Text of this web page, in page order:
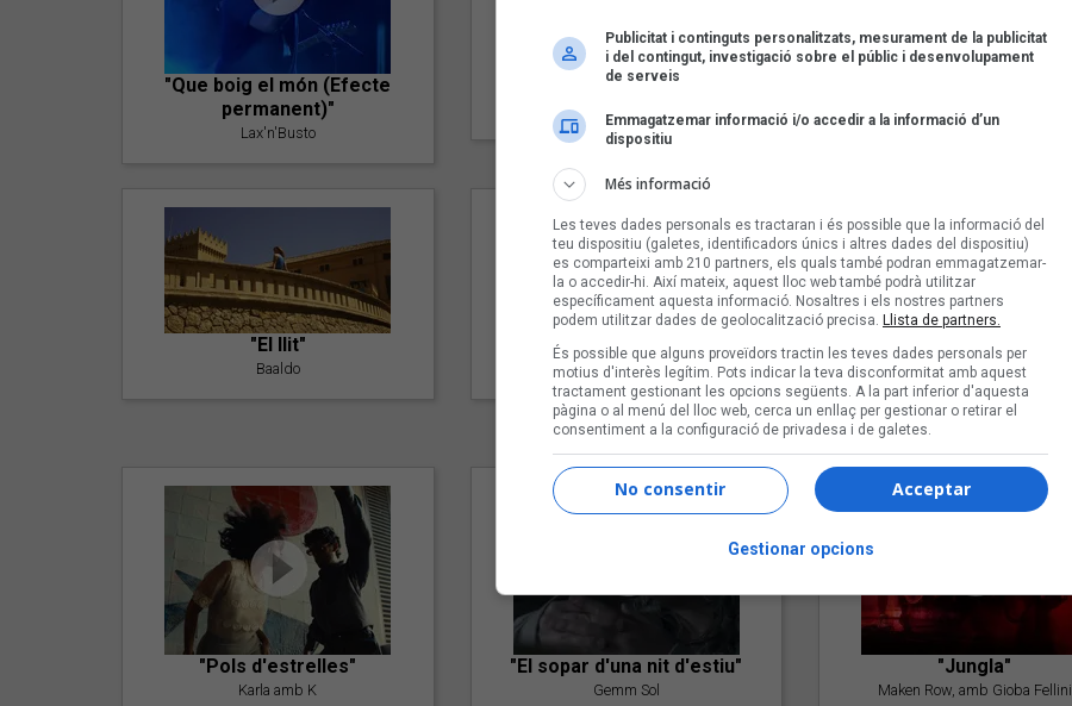
"Que boig el món (Efecte
permanent)"
Lax'n'Busto
"Amb tu"
"Postlude To A Kiss"
Goran Levi
"El llit"
Baaldo
"Lo bueno y lo malo"
Carmen y María
"Posidònia"
Pep Álvarez amb Joan Muntaner
(Xanguito)
"Pols d'estrelles"
Karla amb K
"El sopar d'una nit d'estiu"
Gemm Sol
"Jungla"
Maken Row, amb Gioba Fellini
Publicitat i continguts personalitzats, mesurament de la publicitat
i del contingut, investigació sobre el públic i desenvolupament
de serveis
Emmagatzemar informació i/o accedir a la informació d’un
dispositiu
Més informació
Les teves dades personals es tractaran i és possible que la informació del
teu dispositiu (galetes, identificadors únics i altres dades del dispositiu)
es comparteixi amb 210 partners, els quals també podran emmagatzemar-
la o accedir-hi. Així mateix, aquest lloc web també podrà utilitzar
específicament aquesta informació. Nosaltres i els nostres partners
podem utilitzar dades de geolocalització precisa. Llista de partners.
És possible que alguns proveïdors tractin les teves dades personals per
motius d'interès legítim. Pots indicar la teva disconformitat amb aquest
tractament gestionant les opcions següents. A la part inferior d'aquesta
pàgina o al menú del lloc web, cerca un enllaç per gestionar o retirar el
consentiment a la configuració de privadesa i de galetes.
Acceptar
No consentir
Gestionar opcions